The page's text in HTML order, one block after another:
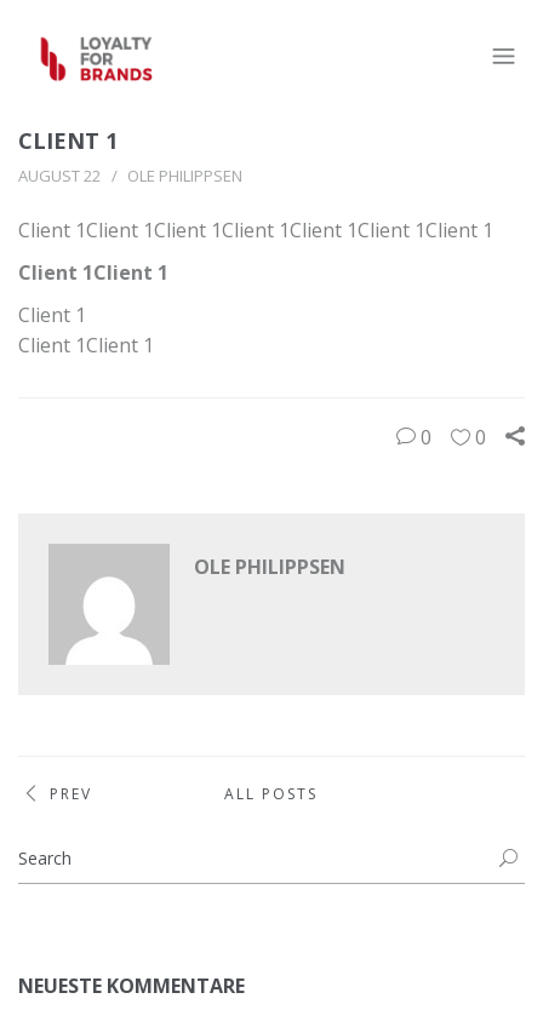
CLIENT 1
AUGUST 22 OLE PHILIPPSEN
Client 1Client 1Client 1Client 1Client 1Client 1Client 1
Client 1Client 1
Client 1
Client 1Client 1
0 0
OLE PHILIPPSEN
PREV ALL POSTS
NEUESTE KOMMENTARE